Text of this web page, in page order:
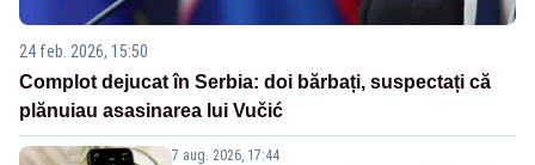
24 feb. 2026, 15:50
Complot dejucat în Serbia: doi bărbați, suspectați că
plănuiau asasinarea lui Vučić
7 aug. 2026, 17:44